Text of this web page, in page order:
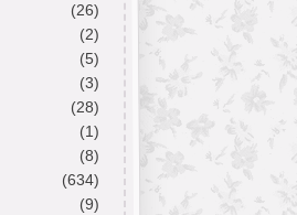
(26)
(2)
(5)
(3)
(28)
(1)
(8)
(634)
(9)